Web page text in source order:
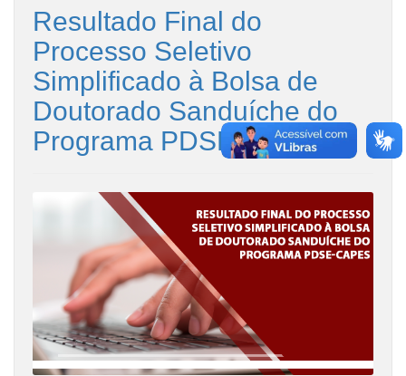
Resultado Final do
Processo Seletivo
Simplificado à Bolsa de
Doutorado Sanduíche do
Programa PDSE-CAPES